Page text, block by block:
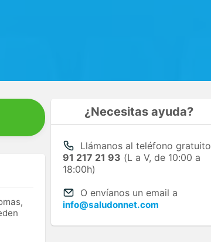
¿Necesitas ayuda?
Llámanos al teléfono gratuito
91 217 21 93 (L a V, de 10:00 a
18:00h)
O envíanos un email a
info@saludonnet.com